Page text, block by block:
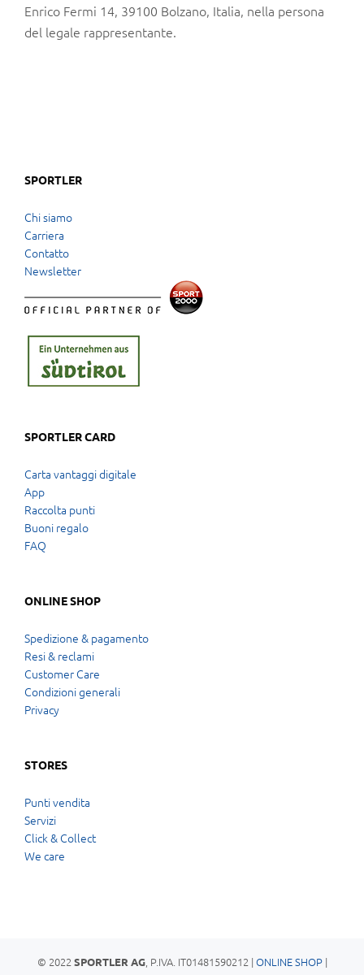
Enrico Fermi 14, 39100 Bolzano, Italia, nella persona
del legale rappresentante.
SPORTLER
Chi siamo
Carriera
Contatto
Newsletter
SPORTLER CARD
Carta vantaggi digitale
App
Raccolta punti
Buoni regalo
FAQ
ONLINE SHOP
Spedizione & pagamento
Resi & reclami
Customer Care
Condizioni generali
Privacy
STORES
Punti vendita
Servizi
Click & Collect
We care
© 2022 SPORTLER AG, P.IVA. IT01481590212 | ONLINE SHOP|